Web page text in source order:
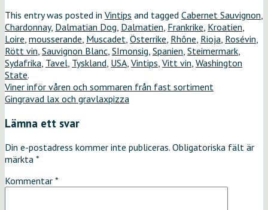
This entry was posted in Vintips and tagged Cabernet Sauvignon
Chardonnay, Dalmatian Dog Dalmatien Frankrike Kroatien
Loire mousserande Muscadet Österrike Rhône Rioja Rosévin
Rött vin Sauvignon Blanc SImonsig Spanien Steimermark
Sydafrika Tavel Tyskland USA Vintips Vitt vin Washington
State.
Viner inför våren och sommaren från fast sortiment
Gingravad lax och gravlaxpizza
Lämna ett svar
Din e-postadress kommer inte publiceras. Obligatoriska fält är
märkta *
Kommentar *